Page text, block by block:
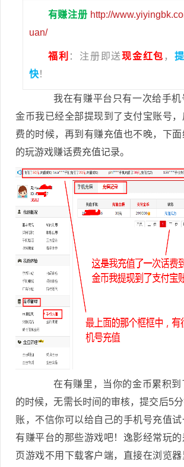
有赚注册 http://
uan/
福利 ：注册即送现金红包 ，
快！
我在有赚平台只有一次给手机
金币我已经全部提现到了支付宝账号
费的时候，再到有赚充值也不晚，下
的玩游戏赚话费充值记录。
在有赚里，当你的金币累积到
的时候，无需长时间的审核，提交后5
账，不信你可以给自己的手机号充值
有赚平台的那些游戏吧！逸影经常玩的
页游戏不用下载客户端，直接在浏览